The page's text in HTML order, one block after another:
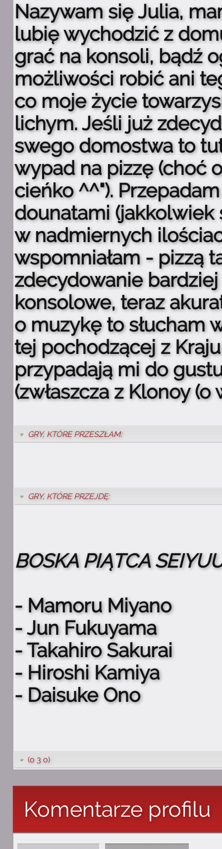
Nazywam się Julia,
lubię wychodzić z
grać na konsoli, bądź
możliwości robić ani
co moje życie
lichym. Jeśli już
swego domostwa to
wypad na pizzę (choć
cieńko ^^").
dounatami (jakkolwiek
w nadmiernych
wspomniałam - pizzą
zdecydowanie
konsolowe, teraz
o muzykę to słucham
tej pochodzącej z
przypadają mi do
(zwłaszcza z Klonoy (o
GRY, KTÓRE PRZESZŁAM:
GRY, KTÓRE PRZEJDĘ:
BOSKA PIĄTCA
- Mamoru Miyano
- Jun Fukuyama
- Takahiro Sakurai
- Hiroshi Kamiya
- Daisuke Ono
(o 3 o)
Komentarze profilu